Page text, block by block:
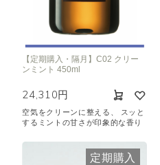
【定期購入・隔月】C02 クリー
ンミント 450ml
24,310円
空気をクリーンに整える、 スッと
するミントの甘さが印象的な香り
定期購入